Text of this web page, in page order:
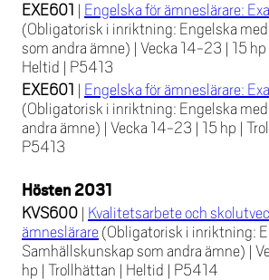
EXE601 | Engelska för ämneslärare:
(Obligatorisk i inriktning: Engelska
som andra ämne) | Vecka 14-23 | 15 hp
Heltid | P5413
EXE601 | Engelska för ämneslärare:
(Obligatorisk i inriktning: Engelska
andra ämne) | Vecka 14-23 | 15 hp |
P5413
Hösten 2031
KVS600 | Kvalitetsarbete och
ämneslärare (Obligatorisk i inriktning:
Samhällskunskap som andra ämne) |
hp | Trollhättan | Heltid | P5414